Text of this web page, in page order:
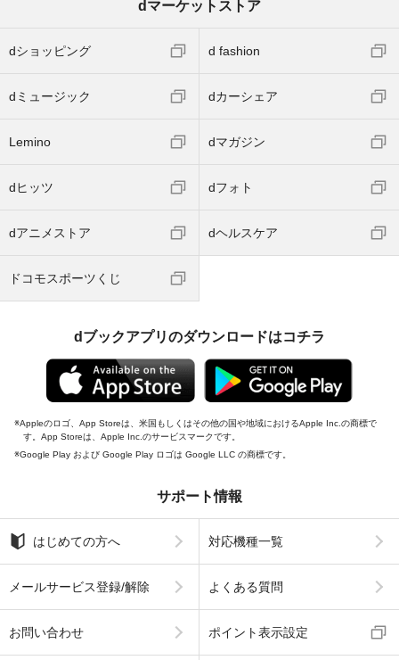
dマーケットストア
dショッピング d fashion
dミュージック dカーシェア
Lemino dマガジン
dヒッツ dフォト
dアニメストア dヘルスケア
ドコモスポーツくじ
dブックアプリのダウンロードはコチラ
Appleのロゴ、App Storeは、米国もしくはその他の国や地域におけるApple Inc.の商標で
す。App Storeは、Apple Inc.のサービスマークです。
Google Play および Google Play ロゴは Google LLC の商標です。
サポート情報
はじめての方へ 対応機種一覧
メールサービス登録/解除 よくある質問
お問い合わせ ポイント表示設定